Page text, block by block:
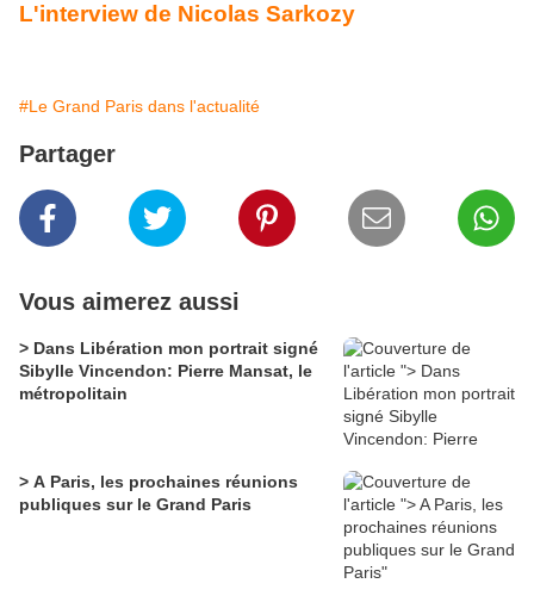
L'interview de Nicolas Sarkozy
#Le Grand Paris dans l'actualité
Partager
Vous aimerez aussi
> Dans Libération mon portrait signé
Sibylle Vincendon: Pierre Mansat, le
métropolitain
> A Paris, les prochaines réunions
publiques sur le Grand Paris